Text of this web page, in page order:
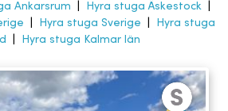
Ankarsrum Hyra stuga Äskestock
Hyra stuga Sverige
Hyra stuga
Hyra stuga Kalmar län